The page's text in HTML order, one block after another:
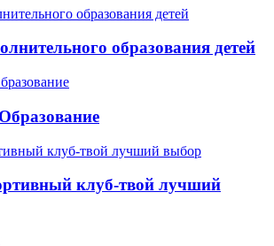
образования детей
клуб-твой лучший